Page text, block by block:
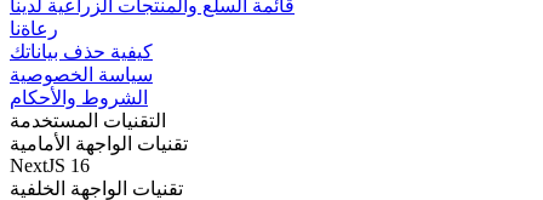
قائمة السلع والمنتجات الزراعية لدينا
رعاةنا
كيفية حذف بياناتك
سياسة الخصوصية
الشروط والأحكام
التقنيات المستخدمة
تقنيات الواجهة الأمامية
NextJS 16
تقنيات الواجهة الخلفية